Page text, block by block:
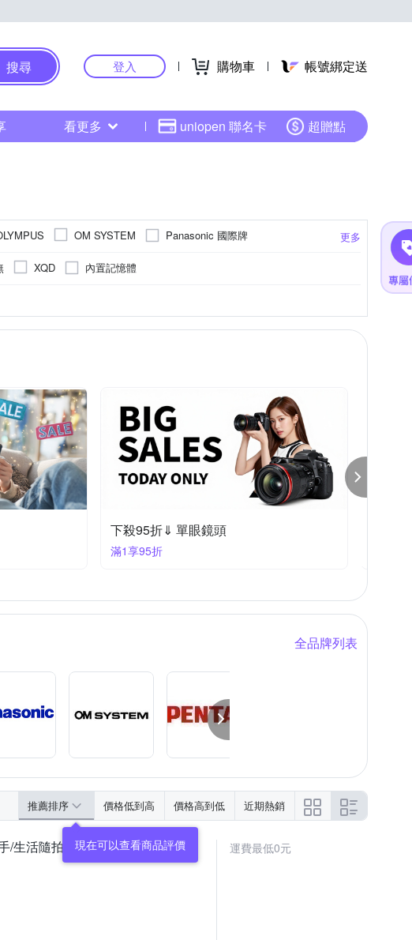
搜尋 登入 購物車 帳號綁定送
看更多 uniopen 聯名卡 超贈點
更多
OM SYSTEM
Panasonic 國際牌
XQD
內置記憶體
下殺95折⬅︎ 相機大特賣
滿1件享95折
全品牌列表
推薦排序 價格低到高 價格高到低 近期熱銷
/生活隨拍) 運費最低0元